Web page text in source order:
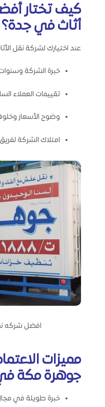
كيف تختار
أثاث في جدة؟
عند اختيارك لشركة نقل
خبرة الشركة
تقييمات العملاء
وضوح الأسعار
امتلاك الشركة
افضل شركه
مميزات
جوهرة مكة في
خبرة طويلة في